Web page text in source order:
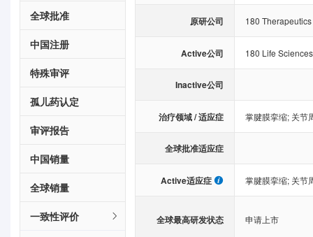
全球批准
中国注册
特殊审评
孤儿药认定
审评报告
中国销量
全球销量
一致性评价
原研公司 180
Active公司 180 Life
Inactive公司
治疗领域 / 适应症 掌腱膜挛缩; 关节
全球批准适应症
Active适应症 掌腱膜挛缩; 关节
全球最高研发状态 申请上市